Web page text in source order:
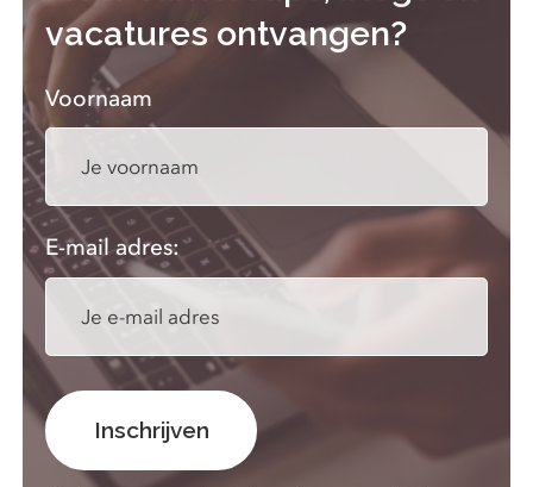
vacatures ontvangen?
Voornaam
E-mail adres: